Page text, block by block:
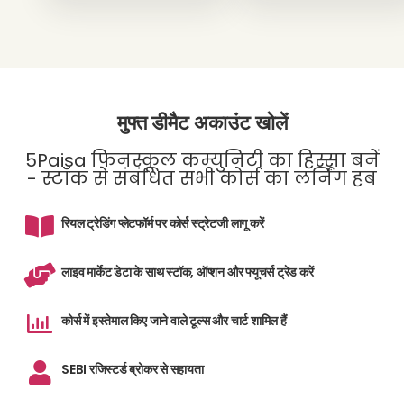
मुफ्त डीमैट अकाउंट खोलें
5Paisa फिनस्कूल कम्युनिटी का हिस्सा बनें
- स्टॉक से संबंधित सभी कोर्स का लर्निंग हब
रियल ट्रेडिंग प्लेटफॉर्म पर कोर्स स्ट्रेटजी लागू करें
लाइव मार्केट डेटा के साथ स्टॉक, ऑप्शन और फ्यूचर्स ट्रेड करें
कोर्स में इस्तेमाल किए जाने वाले टूल्स और चार्ट शामिल हैं
SEBI रजिस्टर्ड ब्रोकर से सहायता